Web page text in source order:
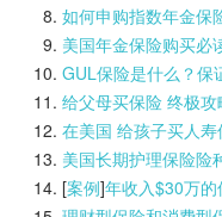
如何申购指数年金保
美国年金保险购买必
GUL保险是什么？保
给父母买保险 终极攻
在美国 给孩子买人
美国长期护理保险险
[案例]年收入$30万